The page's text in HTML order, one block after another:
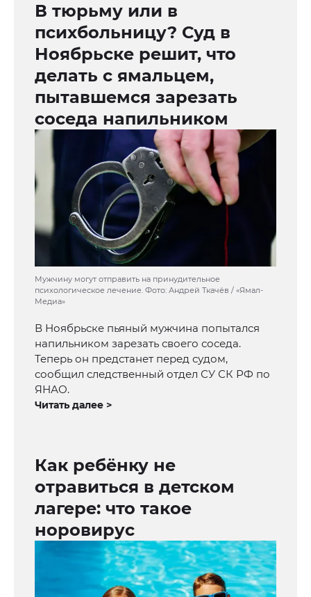
В тюрьму или в
психбольницу? Суд в
Ноябрьске решит, что
делать с ямальцем,
пытавшемся зарезать
соседа напильником
Мужчину могут отправить на принудительное
психологическое лечение. Фото: Андрей Ткачёв / «Ямал-
Медиа»
В Ноябрьске пьяный мужчина попытался
напильником зарезать своего соседа.
Теперь он предстанет перед судом,
сообщил следственный отдел СУ СК РФ по
ЯНАО.
Читать далее >
Как ребёнку не
отравиться в детском
лагере: что такое
норовирус